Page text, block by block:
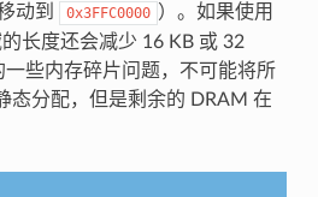
动到
0x3FFC0000 ）。如果使用
长度还会减少 16 KB 或 32
一些内存碎片问题，不可能将所
态分配，但是剩余的 DRAM 在